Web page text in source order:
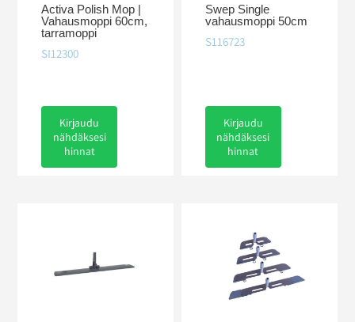
Activa Polish Mop |
Vahausmoppi 60cm,
tarramoppi
SI12300
Kirjaudu
nähdäksesi
hinnat
Swep Single
vahausmoppi 50cm
S116723
Kirjaudu
nähdäksesi
hinnat